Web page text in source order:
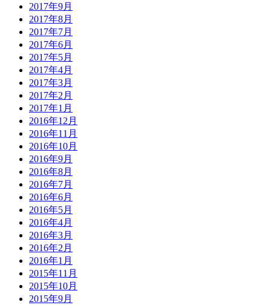
2017年9月
2017年8月
2017年7月
2017年6月
2017年5月
2017年4月
2017年3月
2017年2月
2017年1月
2016年12月
2016年11月
2016年10月
2016年9月
2016年8月
2016年7月
2016年6月
2016年5月
2016年4月
2016年3月
2016年2月
2016年1月
2015年11月
2015年10月
2015年9月